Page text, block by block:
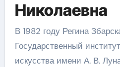
Николаевна
В 1982 году Регина
Государственный
искусства имени А. В.